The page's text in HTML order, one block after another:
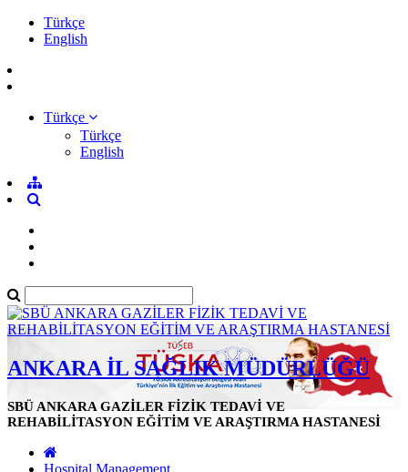
Türkçe
English
Türkçe
Türkçe
English
ANKARA İL SAĞLIK MÜDÜRLÜĞÜ
SBÜ ANKARA GAZİLER FİZİK TEDAVİ VE
REHABİLİTASYON EĞİTİM VE ARAŞTIRMA HASTANESİ
Hospital Management